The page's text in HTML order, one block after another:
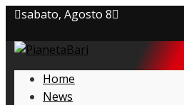
sabato, Agosto 8
Privacy policy
Cookie Policy
Home
News